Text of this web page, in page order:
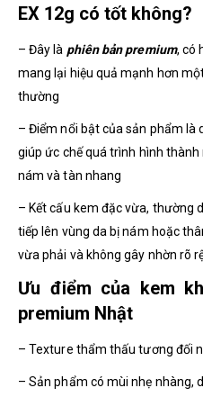
EX 12g có tốt không?
– Đây là phiên bản premium, có
mang lại hiệu quả mạnh hơn
thường
– Điểm nổi bật của sản phẩm là
giúp ức chế quá trình hình
nám và tàn nhang
– Kết cấu kem đặc vừa, thường
tiếp lên vùng da bị nám hoặc
vừa phải và không gây nhờn rõ
Ưu điểm của kem
premium Nhật
– Texture thẩm thấu tương đối
– Sản phẩm có mùi nhẹ nhàng,